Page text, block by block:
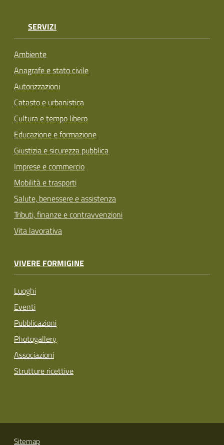
SERVIZI
Ambiente
Anagrafe e stato civile
Autorizzazioni
Catasto e urbanistica
Cultura e tempo libero
Educazione e formazione
Giustizia e sicurezza pubblica
Imprese e commercio
Mobilità e trasporti
Salute, benessere e assistenza
Tributi, finanze e contravvenzioni
Vita lavorativa
VIVERE FORMIGINE
Luoghi
Eventi
Pubblicazioni
Photogallery
Associazioni
Strutture ricettive
Sitemap